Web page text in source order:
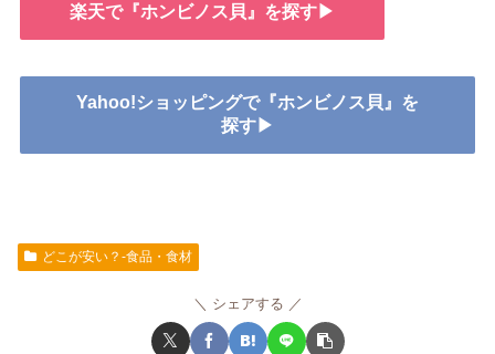
楽天で『ホンビノス貝』を探す▶
Yahoo!ショッピングで『ホンビノス貝』を
探す▶
どこが安い？-食品・食材
シェアする